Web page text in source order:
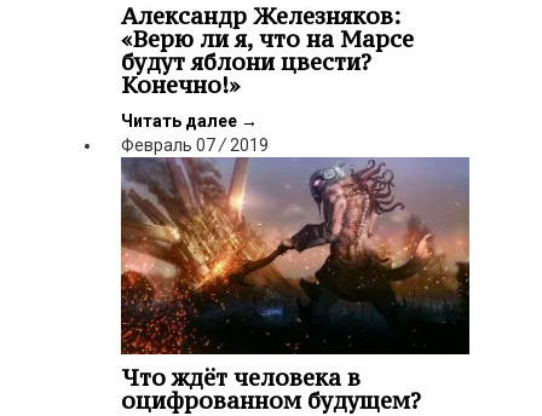
Александр Железняков:
«Верю ли я, что на Марсе
будут яблони цвести?
Конечно!»
Читать далее →
Февраль 07/2019
Что ждёт человека в
оцифрованном будущем?